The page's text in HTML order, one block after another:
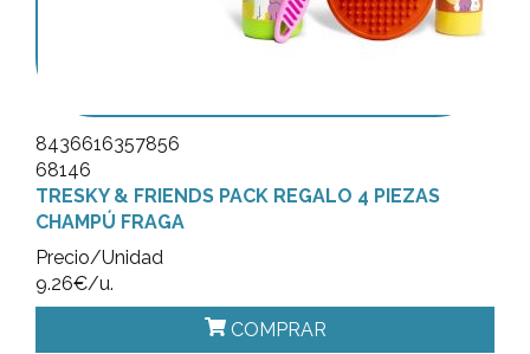
8436616357856
68146
TRESKY & FRIENDS PACK REGALO 4 PIEZAS
CHAMPÚ FRAGA
Precio/Unidad
9.26€/u.
COMPRAR